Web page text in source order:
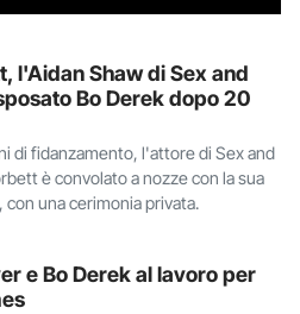
l'Aidan Shaw di Sex and
Bo Derek dopo 20
di fidanzamento, l'attore di Sex and
è convolato a nozze con la sua
con una cerimonia privata.
e Bo Derek al lavoro per